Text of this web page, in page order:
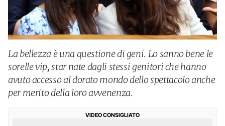
La bellezza è una questione di geni. Lo sanno bene le
sorelle vip, star nate dagli stessi genitori che hanno
avuto accesso al dorato mondo dello spettacolo anche
per merito della loro avvenenza.
VIDEO CONSIGLIATO